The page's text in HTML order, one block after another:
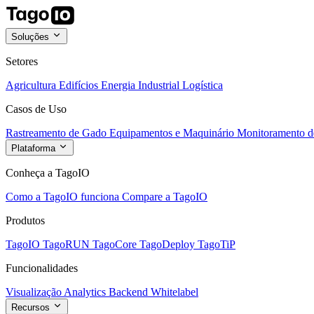
Soluções
Setores
Agricultura Edifícios Energia Industrial Logística
Casos de Uso
Rastreamento de Gado Equipamentos e Maquinário Monitoramento
Plataforma
Conheça a TagoIO
Como a TagoIO funciona Compare a TagoIO
Produtos
TagoIO TagoRUN TagoCore TagoDeploy TagoTiP
Funcionalidades
Visualização Analytics Backend Whitelabel
Recursos